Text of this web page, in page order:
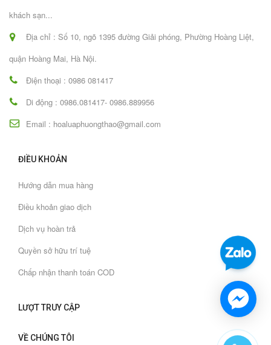
khách sạn...
Địa chỉ : Số 10, ngõ 1395 đường Giải phóng, Phường Hoàng Liệt,
quận Hoàng Mai, Hà Nội.
Điện thoại : 0986 081417
Di động : 0986.081417- 0986.889956
Email : hoaluaphuongthao@gmail.com
ĐIỀU KHOẢN
Hướng dẫn mua hàng
Điều khoản giao dịch
Dịch vụ hoàn trả
Quyền sở hữu trí tuệ
Chấp nhận thanh toán COD
LƯỢT TRUY CẬP
VỀ CHÚNG TÔI